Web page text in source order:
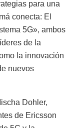
para una
conecta: El
5G», ambos
de la
la innovación
nuevos
Dohler,
de Ericsson